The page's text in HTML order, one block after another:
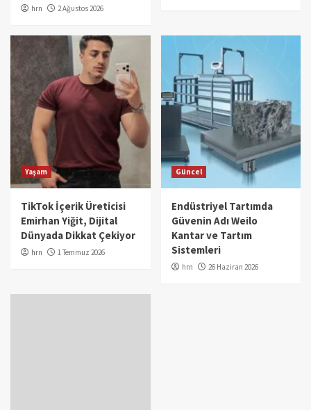
hrn 2 Ağustos 2026
Yaşam
TikTok İçerik Üreticisi
Emirhan Yiğit, Dijital
Dünyada Dikkat Çekiyor
hrn 1 Temmuz 2026
Güncel
Endüstriyel Tartımda
Güvenin Adı Weilo
Kantar ve Tartım
Sistemleri
hrn 26 Haziran 2026